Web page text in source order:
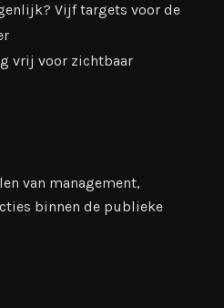
Vijf targets voor de
vrij voor zichtbaar
van management,
binnen de publieke